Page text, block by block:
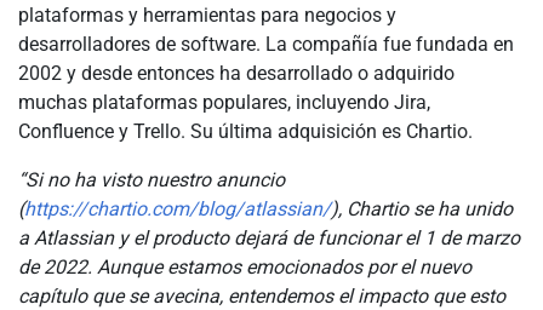
plataformas y herramientas para negocios y
desarrolladores de software. La compañía fue fundada en
2002 y desde entonces ha desarrollado o adquirido
muchas plataformas populares, incluyendo Jira,
Confluence y Trello. Su última adquisición es Chartio.
“Si no ha visto nuestro anuncio
(https://chartio.com/blog/atlassian/), Chartio se ha unido
a Atlassian y el producto dejará de funcionar el 1 de marzo
de 2022. Aunque estamos emocionados por el nuevo
capítulo que se avecina, entendemos el impacto que esto